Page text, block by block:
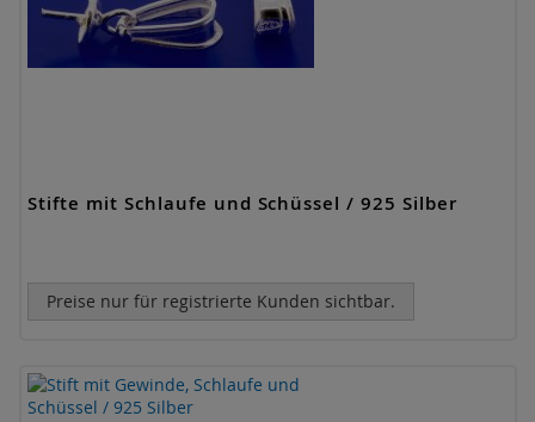
Stifte mit Schlaufe und Schüssel / 925 Silber
Preise nur für registrierte Kunden sichtbar.